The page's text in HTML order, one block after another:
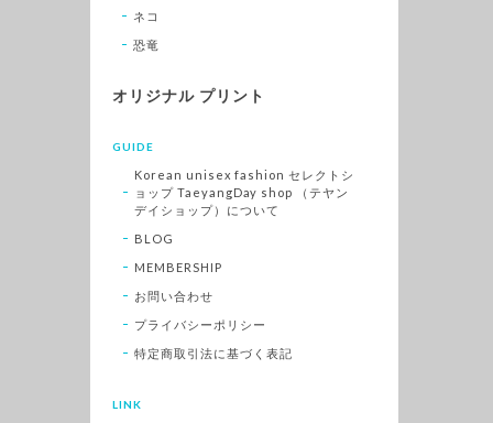
ネコ
恐竜
オリジナル プリント
GUIDE
Korean unisex fashion セレクトシ
ョップ TaeyangDay shop （テヤン
デイショップ）について
BLOG
MEMBERSHIP
お問い合わせ
プライバシーポリシー
特定商取引法に基づく表記
LINK